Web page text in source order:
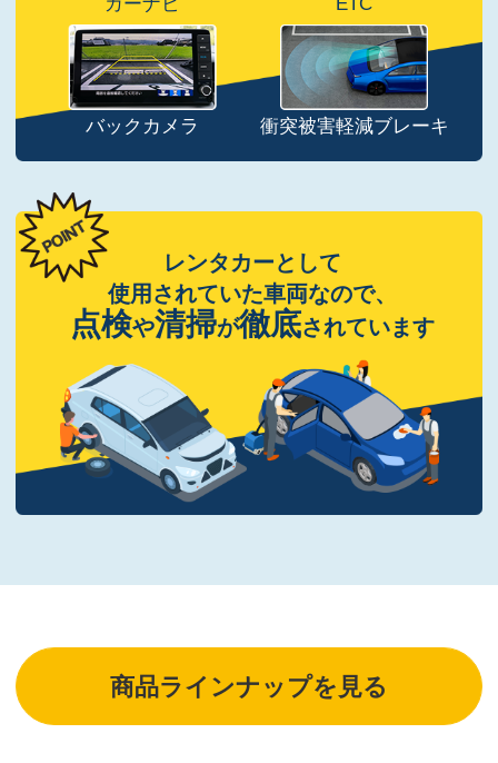
カーナビ ETC
バックカメラ 衝突被害軽減ブレーキ
レンタカーとして
使用されていた車両なので、
点検や清掃が徹底されています
商品ラインナップを見る